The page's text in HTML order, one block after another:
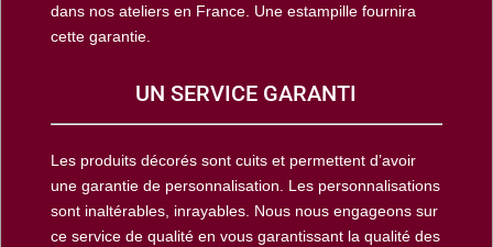
dans nos ateliers en France. Une estampille fournira
cette garantie.
UN SERVICE GARANTI
Les produits décorés sont cuits et permettent d’avoir
une garantie de personnalisation. Les personnalisations
sont inaltérables, inrayables. Nous nous engageons sur
ce service de qualité en vous garantissant la qualité des